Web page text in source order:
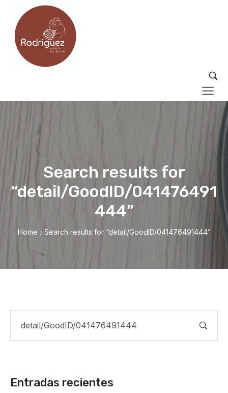
Search results for
“detail/GoodID/041476491
444”
Home / Search results for “detail/GoodID/041476491444”
Entradas recientes